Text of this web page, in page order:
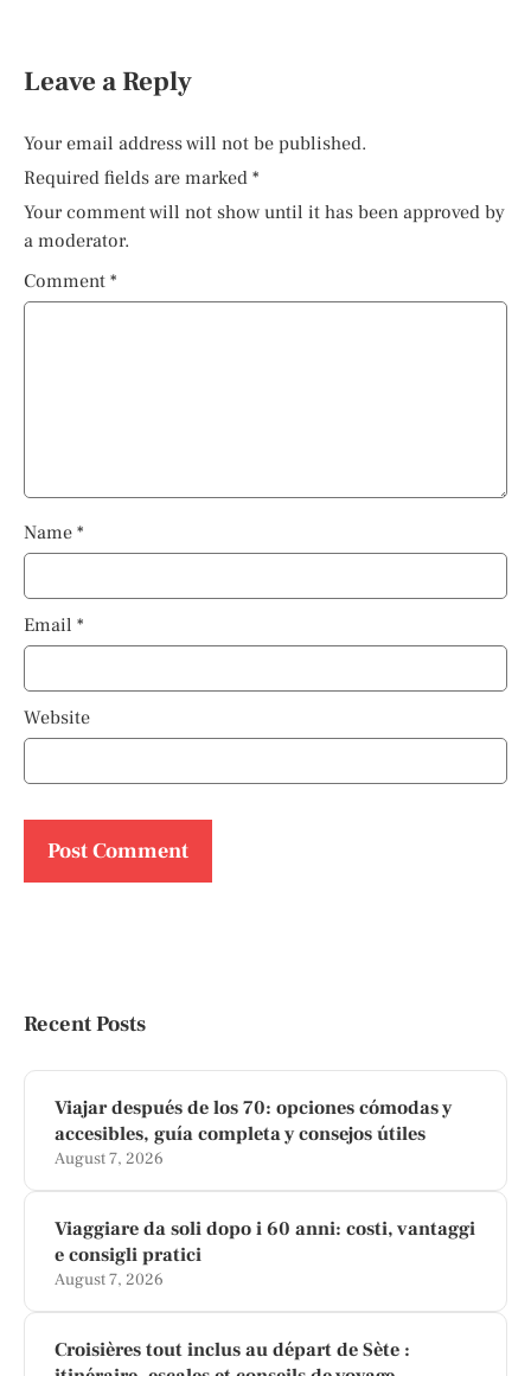
Leave a Reply
Your email address will not be published.
Required fields are marked *
Your comment will not show until it has been approved by
a moderator.
Comment *
Name *
Email *
Website
Recent Posts
Viajar después de los 70: opciones cómodas y
accesibles, guía completa y consejos útiles
August 7, 2026
Viaggiare da soli dopo i 60 anni: costi, vantaggi
e consigli pratici
August 7, 2026
Croisières tout inclus au départ de Sète :